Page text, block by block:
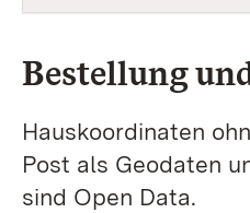
Bestellung
Hauskoordinaten
Post als Geodaten
sind Open Data.